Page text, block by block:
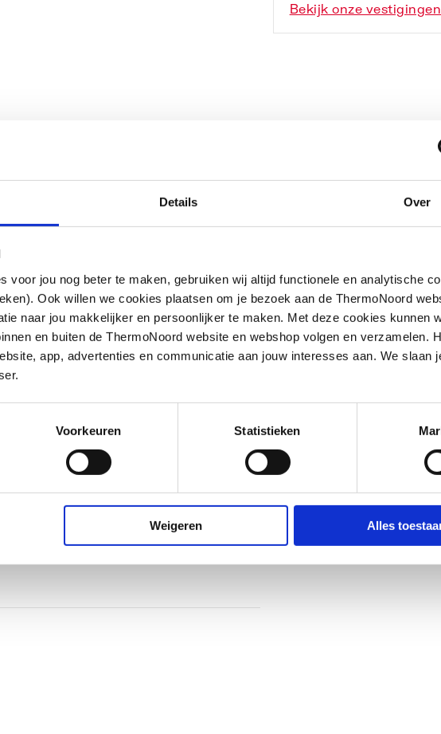
Details Over
voor jou nog beter te maken, gebruiken wij altijd functionele en analytische
Ook willen we cookies plaatsen om je bezoek aan de ThermoNoord
naar jou makkelijker en persoonlijker te maken. Met deze cookies kunnen
en buiten de ThermoNoord website en webshop volgen en verzamelen.
app, advertenties en communicatie aan jouw interesses aan. We slaan
Voorkeuren Statistieken
Weigeren Alles
Bekijk onze vestigingen